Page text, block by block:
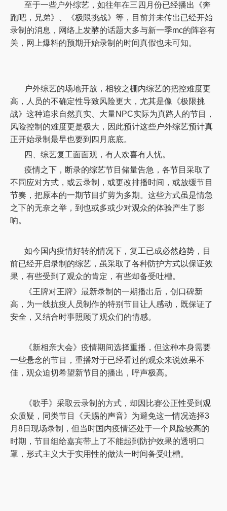
至于一些户外综艺，如往年在三四月份已经播出《奔
跑吧，兄弟》、《极限挑战》等，目前并未传出已经开始
录制的消息，网络上发酵的话题大多与新一季mc的阵容有
关，网上爆料的预期开始录制的时间真假也未可知。
户外综艺的场地开放，相较之棚内综艺的把控难度更
高，人员的不确定性导致风险更大，尤其是像《极限挑
战》这种追求自然真实、大量NPC实际为真路人的节目，
风险控制的难度更是极大，因此预计这些户外综艺预计真
正开始录制最早也要到四月底底。
四、综艺复工面面观，有人欢喜有人忧。
疫情之下，断录的综艺节目储量告急，各节目采取了
不同应对方式，或云录制，或更改排播时间，或放缓节目
节奏，把原本的一期节目扩剪为多期。这些方式虽是情急
之下的无奈之举，到也或多或少对观众的体验产生了影
响。
如今国内疫情好转的情况下，复工已成必然趋势，目
前已经开启录制的综艺，虽采取了各种防护方式以保证效
果，有些受到了观众的肯定，有些却备受吐槽。
《王牌对王牌》最新录制的一期播出后，创口碑新
高，为一线抗疫人员制作的特别节目让人感动，既保证了
安全，又结合时事照顾了观众们的情感。
《新相亲大会》疫情期间选择重播，但这种本身需要
一些悬念的节目，重播对于已经看过的观众来说效果不
佳，观众迫切希望新节目的播出，呼声极高。
《歌手》采取云录制的方式，却因比赛公正性受到观
众质疑，同类节目《天赐的声音》为避免这一情况选择3
月8日现场录制，但当时国内疫情还处于一个风险较高的
时期，节目组给嘉宾带上了不能起到防护效果的透明口
罩，形式主义大于实用性的做法一时间备受吐槽。